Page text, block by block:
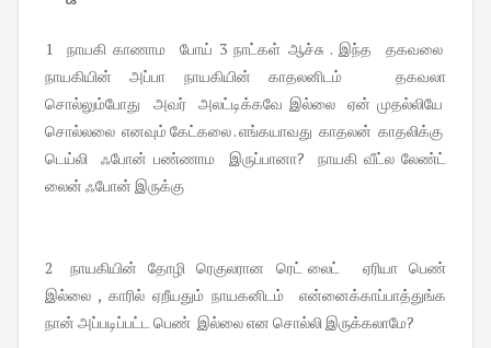
1 நாயகி காணாம போய் 3 நாட்கள் ஆச்சு . இந்த தகவலை
நாயகியின் அப்பா நாயகியின் காதலனிடம் தகவலா
சொல்லும்போது அவர் அலட்டிக்கவே இல்லை ஏன் முதல்லியே
சொல்லலை எனவும் கேட்கலை . எங்கயாவது காதலன் காதலிக்கு
டெய்லி ஃபோன் பண்ணாம இருப்பானா? நாயகி வீட்ல லேண்ட்
லைன் ஃபோன் இருக்கு
2 நாயகியின் தோழி ரெகுலரான ரெட் லைட் ஏரியா பெண்
இல்லை , காரில் ஏறீயதும் நாயகனிடம் என்னைக்காப்பாத்துங்க
நான் அப்படிப்பட்ட பெண் இல்லை என சொல்லி இருக்கலாமே?